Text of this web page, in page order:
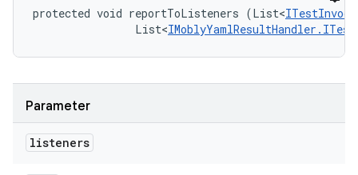
protected void reportToListeners (List<
                List<
Parameter
listeners